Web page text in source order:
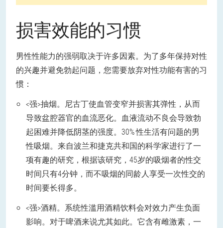
损害效能的习惯
男性性能力的强弱取决于许多因素。为了多年保持对性
的兴趣并避免勃起问题，您需要放弃对性功能有害的习
惯：
<强>抽烟。尼古丁使血管变窄并损害其弹性，从而
导致盆腔器官的血流恶化。血液流动不良会导致勃
起困难并降低阴茎的强度。30% 性生活有问题的男
性吸烟。来自波兰和捷克共和国的科学家进行了一
项有趣的研究，根据该研究，45岁的吸烟者的性交
时间只有4分钟，而不吸烟的同龄人享受一次性交的
时间要长得多。
<强>酒精。系统性滥用酒精饮料会对效力产生负面
影响。对于啤酒来说尤其如此。它含有雌激素，一